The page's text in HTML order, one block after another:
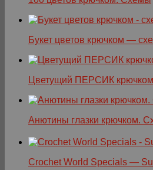
Букет цветов крючком —
Цветущий ПЕРСИК
Анютины глазки крючком.
Crochet World Specials —